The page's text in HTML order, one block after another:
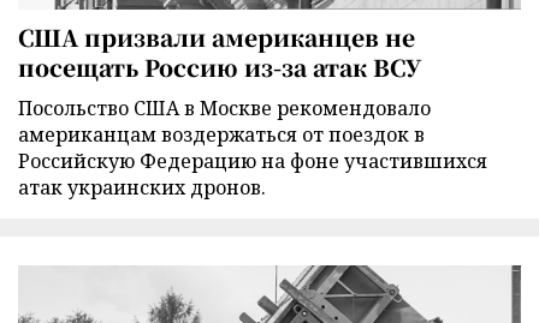
США призвали американцев не
посещать Россию из-за атак ВСУ
Посольство США в Москве рекомендовало
американцам воздержаться от поездок в
Российскую Федерацию на фоне участившихся
атак украинских дронов.